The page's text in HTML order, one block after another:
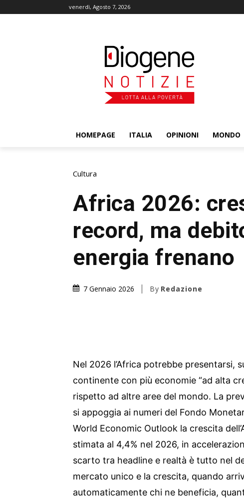
venerdì, Agosto 7, 2026
HOMEPAGE ITALIA OPINIONI MONDO
Cultura
Africa 2026:
record, ma
energia frenano
7 Gennaio 2026 By Redazione
Nel 2026 l’Africa potrebbe presentarsi,
continente con più economie “ad alta
rispetto ad altre aree del mondo. La
si appoggia ai numeri del Fondo
World Economic Outlook la crescita
stimata al 4,4% nel 2026, in
scarto tra headline e realtà è tutto nel
mercato unico e la crescita, quando
automaticamente chi ne beneficia,